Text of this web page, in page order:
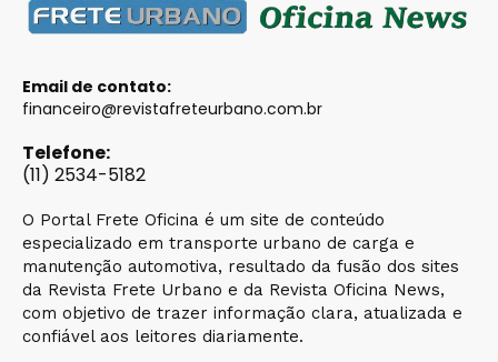
Email de contato:
financeiro@revistafreteurbano.com.br
Telefone:
(11) 2534-5182
O Portal Frete Oficina é um site de conteúdo
especializado em transporte urbano de carga e
manutenção automotiva, resultado da fusão dos sites
da Revista Frete Urbano e da Revista Oficina News,
com objetivo de trazer informação clara, atualizada e
confiável aos leitores diariamente.